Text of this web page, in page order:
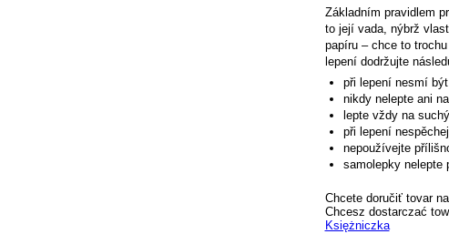
Základním pravidlem
to její vada, nýbrž
papíru – chce to
lepení dodržujte
při lepení nesmí
nikdy nelepte ani
lepte vždy na
při lepení
nepoužívejte
samolepky nelepte
Chcete doručiť tovar
Chcesz dostarczać
Księżniczka